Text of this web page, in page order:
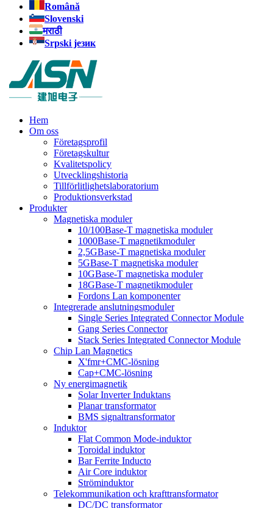
Română
Slovenski
मराठी
Srpski језик
Hem
Om oss
Företagsprofil
Företagskultur
Kvalitetspolicy
Utvecklingshistoria
Tillförlitlighetslaboratorium
Produktionsverkstad
Produkter
Magnetiska moduler
10/100Base-T magnetiska moduler
1000Base-T magnetikmoduler
2,5GBase-T magnetiska moduler
5GBase-T magnetiska moduler
10GBase-T magnetiska moduler
18GBase-T magnetikmoduler
Fordons Lan komponenter
Integrerade anslutningsmoduler
Single Series Integrated Connector Module
Gang Series Connector
Stack Series Integrated Connector Module
Chip Lan Magnetics
X'fmr+CMC-lösning
Cap+CMC-lösning
Ny energimagnetik
Solar Inverter Induktans
Planar transformator
BMS signaltransformator
Induktor
Flat Common Mode-induktor
Toroidal induktor
Bar Ferrite Inducto
Air Core induktor
Ströminduktor
Telekommunikation och krafttransformator
DC/DC transformator